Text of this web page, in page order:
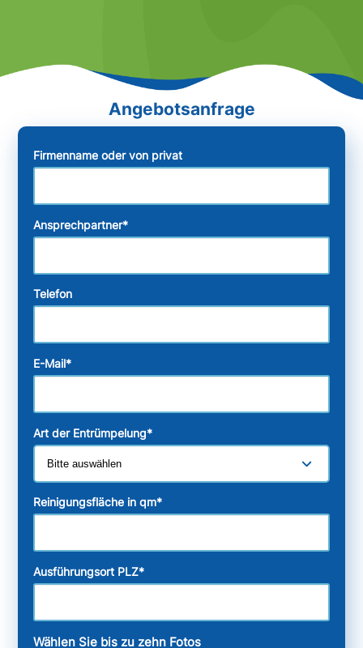
Firmenname oder von privat
Ansprechpartner*
Telefon
E-Mail*
Art der Entrümpelung*
Reinigungsfläche in qm*
Ausführungsort PLZ*
Wählen Sie bis zu zehn Fotos